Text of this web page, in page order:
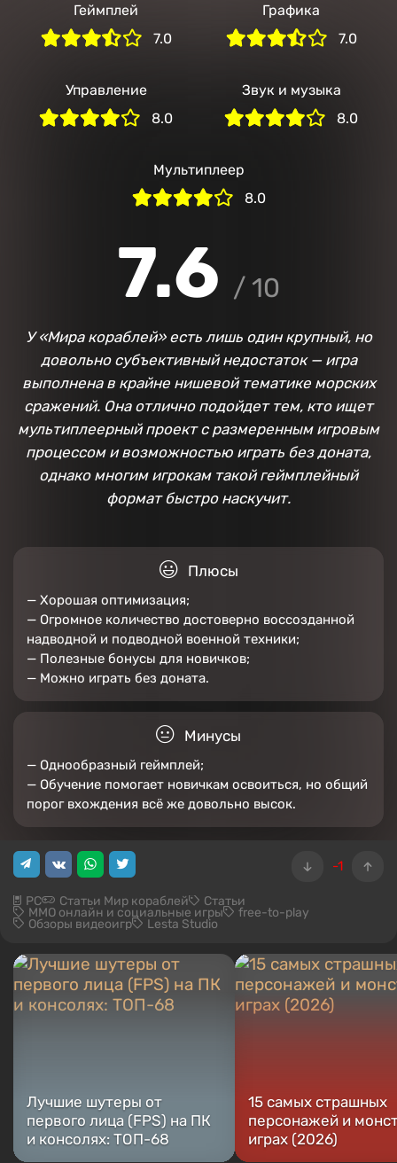
Управление
8.0
Звук и музыка
8.0
Мультиплеер
8.0
Геймплей
7.0
Графика
7.0
7.6 / 10
У «Мира кораблей» есть лишь один крупный, но
довольно субъективный недостаток — игра
выполнена в крайне нишевой тематике морских
сражений. Она отлично подойдет тем, кто ищет
мультиплеерный проект с размеренным игровым
процессом и возможностью играть без доната,
однако многим игрокам такой геймплейный
формат быстро наскучит.
Плюсы
— Хорошая оптимизация;
— Огромное количество достоверно воссозданной
надводной и подводной военной техники;
— Полезные бонусы для новичков;
— Можно играть без доната.
Минусы
— Однообразный геймплей;
— Обучение помогает новичкам освоиться, но общий
порог вхождения всё же довольно высок.
-1
PC Статьи Мир кораблей Статьи
MMO онлайн и социальные игры free-to-play
Обзоры видеоигр Lesta Studio
Лучшие шутеры от
первого лица (FPS) на ПК
и консолях: ТОП-68
15 самых страшных
персонажей и
играх (2026)